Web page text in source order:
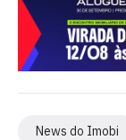
News do Imobi